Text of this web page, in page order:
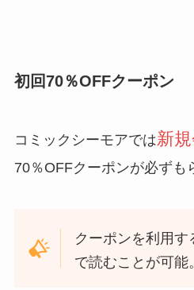
初回70％OFFクーポン
コミックシーモアでは新
70％OFFクーポンが必ずも
クーポンを利用
で読むことが可能